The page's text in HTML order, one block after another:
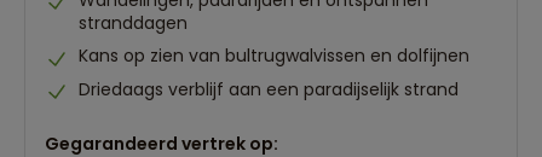
stranddagen
Kans op zien van bultrugwalvissen en dolfijnen
Driedaags verblijf aan een paradijselijk strand
Gegarandeerd vertrek op: